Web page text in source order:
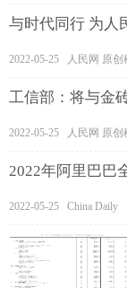
与时代同行 为人
2022-05-25 人民网 原创
工信部：将与金
2022-05-25 人民网 原创
2022年阿里巴巴
2022-05-25 China Daily